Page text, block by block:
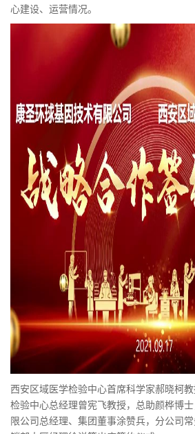
心建设、运营情况。
西安区域医学检验中心首席科学家郝晓柯教
检验中心总经理曾宪飞教授，总助颜桦博
限公司总经理、集团董事涂赞兵，分公司